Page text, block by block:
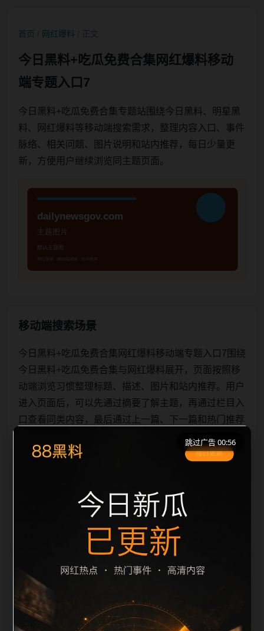
首页 网红爆料
今日黑料+吃瓜免费合集网红爆料移动
端专题入口7
今日黑料+吃瓜免费合集专题站围绕今日黑料、明星黑
料、网红爆料等移动端搜索需求，整理内容入口、事件
脉络、相关问题、图片说明和站内推荐，每日少量更
新，方便用户继续浏览同主题页面。
移动端搜索场景
今日黑料+吃瓜免费合集网红爆料移动端专题入口7围绕
今日黑料+吃瓜免费合集与网红爆料展开，页面按照移
动端浏览习惯整理标题、描述、图片和站内推荐。用户
进入页面后，可以先通过摘要了解主题，再通过栏目入
口查看同类内容，最后通过上一篇、下一篇和热门推荐
关键词堆砌，也避免多个站点同步发布完全相同的标
后续采集时将继续执行远程图片本地化、坏图默认图兜
底、标题重复过滤和 des
栏目内容归集
cription 长度检查。栏目内容按每日少量新增的方式持
续扩展，每篇保留相关问题、站内推荐和清晰的层级路
跳过广告 00:56